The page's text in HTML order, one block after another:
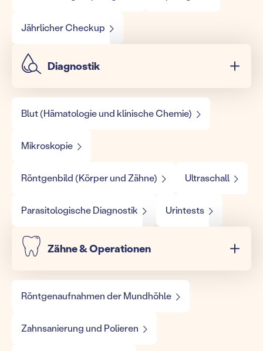
Jährlicher Checkup
Diagnostik
Blut (Hämatologie und klinische Chemie)
Mikroskopie
Röntgenbild (Körper und Zähne) Ultraschall
Parasitologische Diagnostik Urintests
Zähne & Operationen
Röntgenaufnahmen der Mundhöhle
Zahnsanierung und Polieren